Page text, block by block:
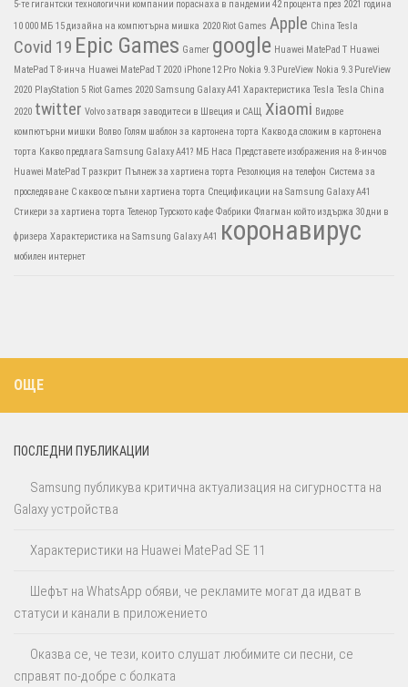
5-те гигантски технологични компании пораснаха в пандемии 42 процента през 2021 година
10 000 МБ 15 дизайна на компютърна мишка 2020 Riot Games Apple China Tesla
Covid 19 Epic Games Gamer google Huawei MatePad T Huawei
MatePad T 8-инча Huawei MatePad T 2020 iPhone 12 Pro Nokia 9.3 PureView Nokia 9.3 PureView
2020 PlayStation 5 Riot Games 2020 Samsung Galaxy A41 Характеристика Tesla Tesla China
2020 twitter Volvo затваря заводите си в Швеция и САЩ Xiaomi Видове
компютърни мишки Волво Голям шаблон за картонена торта Какво да сложим в картонена
торта Какво предлага Samsung Galaxy A41? МБ Наса Представете изображения на 8-инчов
Huawei MatePad T разкрит Пълнеж за хартиена торта Резолюция на телефон Система за
проследяване С какво се пълни хартиена торта Спецификации на Samsung Galaxy A41
Стикери за хартиена торта Теленор Турското кафе Фабрики Флагман който издържа 30 дни в
фризера Характеристика на Samsung Galaxy A41 коронавирус
мобилен интернет
ОЩЕ
ПОСЛЕДНИ ПУБЛИКАЦИИ
Samsung публикува критична актуализация на сигурността на
Galaxy устройства
Характеристики на Huawei MatePad SE 11
Шефът на WhatsApp обяви, че рекламите могат да идват в
статуси и канали в приложението
Оказва се, че тези, които слушат любимите си песни, се
справят по-добре с болката